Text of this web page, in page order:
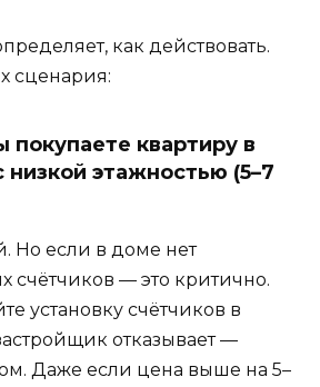
как действовать.
сценария:
покупаете квартиру в
низкой этажностью (5–7
Но если в доме нет
счётчиков — это критично.
установку счётчиков в
отказывает —
Даже если цена выше на 5–